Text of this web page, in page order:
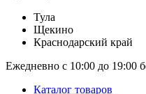
Тула
Щекино
Краснодарский край
Ежедневно с 10:00 до 19:00
Каталог товаров